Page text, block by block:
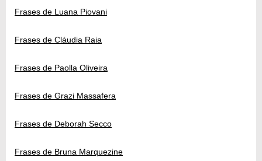
Frases de Luana Piovani
Frases de Cláudia Raia
Frases de Paolla Oliveira
Frases de Grazi Massafera
Frases de Deborah Secco
Frases de Bruna Marquezine